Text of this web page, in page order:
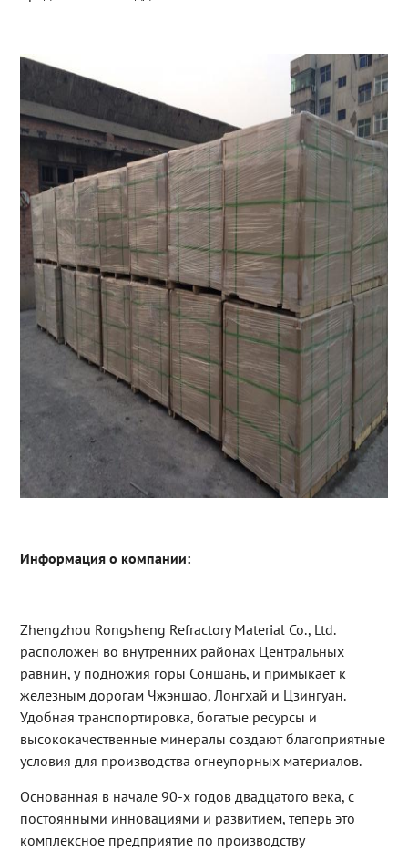
Информация о компании:
Zhengzhou Rongsheng Refractory Material Co., Ltd.
расположен во внутренних районах Центральных
равнин, у подножия горы Соншань, и примыкает к
железным дорогам Чжэншао, Лонгхай и Цзингуан.
Удобная транспортировка, богатые ресурсы и
высококачественные минералы создают благоприятные
условия для производства огнеупорных материалов.
Основанная в начале 90-х годов двадцатого века, с
постоянными инновациями и развитием, теперь это
комплексное предприятие по производству